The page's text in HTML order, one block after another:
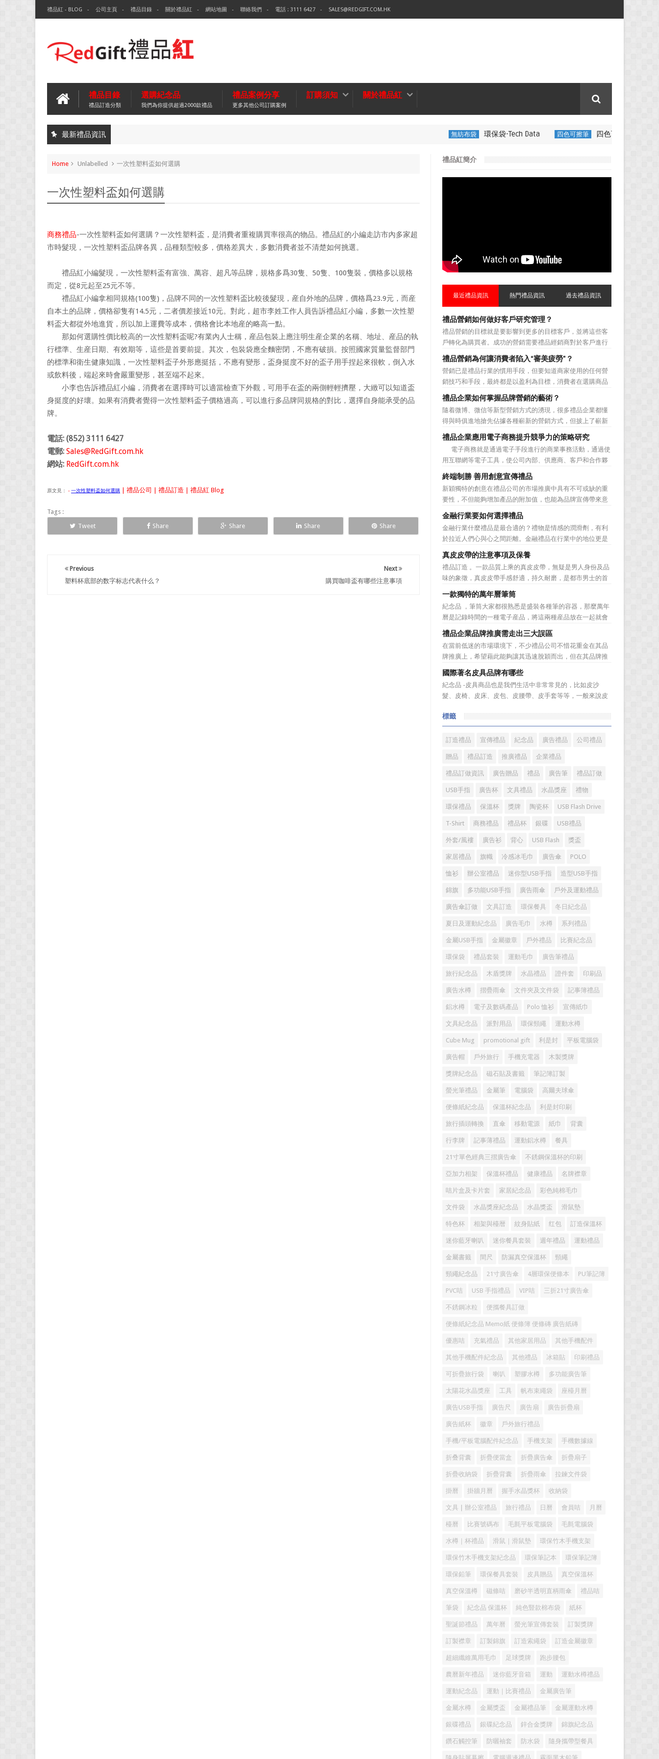
禮品紅 - BLOG 公司主頁 禮品目錄 關於禮品紅 網站地圖 聯絡我們 電話 : 3111 6427 SALES@REDGIFT.COM.HK
禮品目錄
禮品訂造分類
選購紀念品
我們為你提供超過2000款禮品
禮品案例分享
更多其他公司訂購案例
訂購須知 關於禮品紅
最新禮品資訊 環保袋-Tech Data 四色可擦筆 四色可擦筆-百通電纜
Home Unlabelled 一次性塑料盃如何選購
一次性塑料盃如何選購
商務禮品-一次性塑料盃如何選購？一次性塑料盃，是消費者重複購買率很高的物品。禮品紅的小編走訪市內多家超
市時髮現，一次性塑料盃品牌各異，品種類型較多，價格差異大，多數消費者並不清楚如何挑選。
禮品紅小編髮現，一次性塑料盃有富強、萬容、超凡等品牌，規格多爲30隻、50隻、100隻裝，價格多以規格
而定，從8元起至25元不等。
禮品紅小編拿相同規格(100隻)，品牌不同的一次性塑料盃比較後髮現，産自外地的品牌，價格爲23.9元，而産
自本土的品牌，價格卻隻有14.5元，二者價差接近10元。對此，超市李姓工作人員告訴禮品紅小編，多數一次性塑
料盃大都從外地進貨，所以加上運費等成本，價格會比本地産的略高一點。
那如何選購性價比較高的一次性塑料盃呢?有業內人士稱，産品包裝上應注明生産企業的名稱、地址、産品的執
行標準、生産日期、有效期等，這些是首要前提。其次，包裝袋應全麵密閉，不應有破損。按照國家質量監督部門
的標準和衛生健康知識，一次性塑料盃子外形應挺括，不應有變形，盃身挺度不好的盃子用手捏起來很軟，倒入水
或飲料後，端起來時會嚴重變形，甚至端不起來。
小李也告訴禮品紅小編，消費者在選擇時可以適當檢查下外觀，可用手在盃的兩側輕輕擠壓，大緻可以知道盃
身挺度的好壞。如果有消費者覺得一次性塑料盃子價格過高，可以進行多品牌同規格的對比，選擇自身能承受的品
牌。
電話: (852) 3111 6427
電郵: Sales@RedGift.com.hk
網站: RedGift.com.hk
原文見： - 一次性塑料盃如何選購 | 禮品公司 | 禮品訂造 | 禮品紅 Blog
Tags :
Tweet
Share Share Share Share
Next
購買咖啡盃有哪些注意事項
Previous
塑料杯底部的数字标志代表什么？
禮品紅簡介
最近禮品資訊 熱門禮品資訊 過去禮品資訊
禮品營銷如何做好客戶研究管理？
禮品營銷的目標就是要影響到更多的目標客戶，並將這些客
戶轉化為購買者。成功的營銷需要禮品經銷商對於客戶進行
相應的分類，了解不同類型客戶的貢獻度，從而有的放矢的
制定相應的營銷對策，而這需要對於客戶研究方面更多地投
入，這不僅是銷售環節的事，也需要營銷管理策略的整體支
持。具體來說，有以下...
禮品營銷為何讓消費者陷入“審美疲勞”？
營銷已是禮品行業的慣用手段，但要知道商家使用的任何營
銷技巧和手段，最終都是以盈利為目標，消費者在選購商品
時最為關注的便是如何利用最低的費用購買到最超值的貨
品。在禮品公司使用常規的營銷方式的同時，消費者也不免
走陷入了“審美疲勞”。 編者總結了最讓消費者對禮品行
業營銷產生免疫...
禮品企業如何掌握品牌營銷的藝術？
隨着微博、微信等新型營銷方式的湧現，很多禮品企業都懂
得與時俱進地搶先佔據各種嶄新的營銷方式，但披上了嶄新
的營銷軀殼，卻沒有掌握營銷的靈魂。要知道，營銷真正的
價值不是將品牌鋪設到消費者眼前，而是將品牌印到消費者
心裡 與消費者的心理距離的拉近，並不是一朝一夕的事
情，需要做好持...
禮品企業應用電子商務提升競爭力的策略研究
電子商務就是通過電子手段進行的商業事務活動，通過使
用互聯網等電子工具，使公司內部、供應商、客戶和合作夥
伴之間，利用電子業務共享信息，實現企業間業務流程的電
子化，配合企業內部的電子化生產管理系統，提高企業的生
產、庫存、流通和資金等各個環節的效率。它具有結構性、
動態性、社...
終端制勝 善用創意宣傳禮品
新穎獨特的創意在禮品公司的市場推廣中具有不可或缺的重
要性，不但能夠增加產品的附加值，也能為品牌宣傳帶來意
想不到的促進作用。禮品公司如果能夠巧妙運用這些獨具創
意的宣傳禮品來提升宣傳技巧，在終端推廣中將更具競爭
力。 打火機、煙灰缸、鑰匙鏈、毛巾……當今市場上的
宣傳品幾乎是司空...
金融行業要如何選擇禮品
金融行業什麼禮品是最合適的？禮物是情感的潤滑劑，有利
於拉近人們心與心之間距離。金融禮品在行業中的地位更是
不容忽視，因為禮品即是企業形象的象徵，又是企業地位的
彰顯，同時對收禮人來說，一份禮物的永恆意義是語言難以
企及的。難怪有人曾說：再省也不能省禮物，再窮也不能窮
送禮。但是，禮品選擇...
真皮皮帶的注意事項及保養
禮品訂造 。一款品質上乘的真皮皮帶，無疑是男人身份及品
味的象徵，真皮皮帶手感舒適，持久耐磨，是都市男士的首
選。當你還在髮愁老爸生日禮物送什麼的時候，一款真皮皮
帶就是非常不錯的選擇。但是真皮皮帶如果疏於保養，也會
黯然失色，出現裂痕和破損的痕跡，今天小編就爲大家分享
真皮皮帶的注意事項...
一款獨特的萬年曆筆筒
紀念品 ，筆筒大家都很熟悉是盛裝各種筆的容器，那麼萬年
曆是記錄時間的一種電子産品，將這兩種産品放在一起就會
組合成一個新的産品—萬年曆筆筒，今天小編就來爲您介紹
一款獨特的萬年曆筆筒。 筆筒美觀大方，他是採用皮
料、鐵架和鋁片做外觀，是一款多功能萬年曆筆筒，集時間
溫度，年、月...
禮品企業品牌推廣需走出三大誤區
在當前低迷的市場環境下，不少禮品公司不惜花重金在其品
牌推廣上，希望藉此能夠讓其迅速脫穎而出，但在其品牌推
廣的營銷管理思路上，也有許多禮品企業走入了幾大誤區而
無法自拔，這其中，最為常見的誤區有： 誤區一：不清
楚品牌到底在表達什麼 很多禮品企業在推廣品牌之前，
不知道到...
國際著名皮具品牌有哪些
紀念品 -皮具商品也是我們生活中非常常見的，比如皮沙
髮、皮椅、皮床、皮包、皮腰帶、皮手套等等，一般來說皮
睞。國際著名皮具品牌有哪些?下麵就一起來了解一下吧!
國際著名皮具品牌： 1、路易·威登(LV) 創立於
1...
標籤
訂造禮品 宣傳禮品 紀念品 廣告禮品 公司禮品
贈品 禮品訂造 推廣禮品 企業禮品
禮品訂做資訊 廣告贈品 禮品 廣告筆 禮品訂做
USB手指 廣告杯 文具禮品 水晶獎座 禮物
環保禮品 保溫杯 獎牌 陶瓷杯 USB Flash Drive
T-Shirt 商務禮品 禮品杯 銀碟 USB禮品
外套/風褸 廣告衫 背心 USB Flash 獎盃
家居禮品 旗幟 冷感冰毛巾 廣告傘 POLO
恤衫 辦公室禮品 迷你型USB手指 造型USB手指
錦旗 多功能USB手指 廣告雨傘 戶外及運動禮品
廣告傘訂做 文具訂造 環保餐具 冬日紀念品
夏日及運動紀念品 廣告毛巾 水樽 系列禮品
金屬USB手指 金屬徽章 戶外禮品 比賽紀念品
環保袋 禮品套裝 運動毛巾 廣告筆禮品
旅行紀念品 木盾獎牌 水晶禮品 證件套 印刷品
廣告水樽 摺疊雨傘 文件夾及文件袋 記事簿禮品
鋁水樽 電子及數碼產品 Polo 恤衫 宣傳紙巾
文具紀念品 派對用品 環保頸繩 運動水樽
Cube Mug promotional gift 利是封 平板電腦袋
廣告帽 戶外旅行 手機充電器 木製獎牌
獎牌紀念品 磁石貼及書籤 筆記簿訂製
螢光筆禮品 金屬筆 電腦袋 高爾夫球傘
便條紙紀念品 保溫杯紀念品 利是封印刷
旅行插頭轉換 直傘 移動電源 紙巾 背囊
行李牌 記事薄禮品 運動鋁水樽 餐具
21寸單色經典三摺廣告傘 不銹鋼保溫杯的印刷
亞加力相架 保溫杯禮品 健康禮品 名牌襟章
咭片盒及卡片套 家居紀念品 彩色純棉毛巾
文件袋 水晶獎座紀念品 水晶獎盃 滑鼠墊
特色杯 相架與檯暦 紋身貼紙 红包 訂造保溫杯
迷你藍牙喇叭 迷你餐具套裝 週年禮品 運動禮品
金屬書籤 間尺 防漏真空保溫杯 頸繩
頸繩紀念品 21寸廣告傘 4層環保便條本 PU筆記簿
PVC咭 USB 手指禮品 VIP咭 三折21寸廣告傘
不銹鋼冰粒 便攜餐具訂做
便條紙紀念品 Memo紙 便條簿 便條磚 廣告紙磚
優惠咭 充氣禮品 其他家居用品 其他手機配件
其他手機配件紀念品 其他禮品 冰箱貼 印刷禮品
可折疊旅行袋 喇叭 塑膠水樽 多功能廣告筆
太陽花水晶獎座 工具 帆布束繩袋 座檯月曆
廣告USB手指 廣告尺 廣告扇 廣告折疊扇
廣告紙杯 徽章 戶外旅行禮品
手機/平板電腦配件紀念品 手機支架 手機數據線
折叠背囊 折疊便當盒 折疊廣告傘 折疊扇子
折疊收納袋 折疊背囊 折疊雨傘 拉鍊文件袋
掛曆 掛牆月曆 握手水晶獎杯 收納袋
文具 | 辦公室禮品 旅行禮品 日曆 會員咭 月曆
檯曆 比賽號碼布 毛氈平板電腦袋 毛氈電腦袋
水樽｜杯禮品 滑鼠｜滑鼠墊 環保竹木手機支架
環保竹木手機支架紀念品 環保筆記本 環保筆記簿
環保鉛筆 環保餐具套裝 皮具贈品 真空保溫杯
真空保溫樽 磁條咭 磨砂半透明直柄雨傘 禮品咭
筆袋 紀念品 保溫杯 純色豎款棉布袋 紙杯
聖誕節禮品 萬年曆 螢光筆宣傳套裝 訂製獎牌
訂製襟章 訂製錦旗 訂造索繩袋 訂造金屬徽章
超細纖維萬用毛巾 足球獎牌 跑步腰包
農曆新年禮品 迷你藍牙音箱 運動 運動水樽禮品
運動紀念品 運動｜比賽禮品 金屬廣告筆
金屬水樽 金屬獎盃 金屬禮品筆 金屬運動水樽
銀碟禮品 銀碟紀念品 鋅合金獎牌 錦旗紀念品
鑽石觸控筆 防曬袖套 防水袋 隨身攜帶型餐具